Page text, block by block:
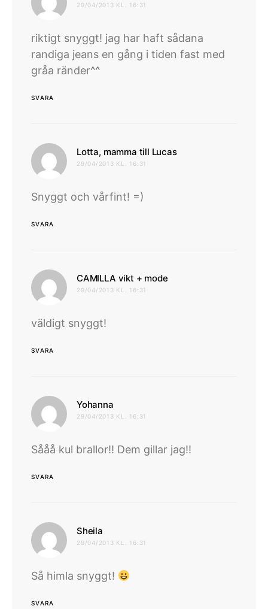
29/04/2013 KL. 16:31
riktigt snyggt! jag har haft sådana
randiga jeans en gång i tiden fast med
gråa ränder^^
SVARA
Lotta, mamma till Lucasskriver:
29/04/2013 KL. 16:31
Snyggt och vårfint! =)
SVARA
CAMILLA vikt + mode
29/04/2013 KL. 16:31
väldigt snyggt!
SVARA
Yohanna
29/04/2013 KL. 16:31
Sååå kul brallor!! Dem gillar jag!!
SVARA
Sheila
29/04/2013 KL. 16:31
Så himla snyggt!
SVARA